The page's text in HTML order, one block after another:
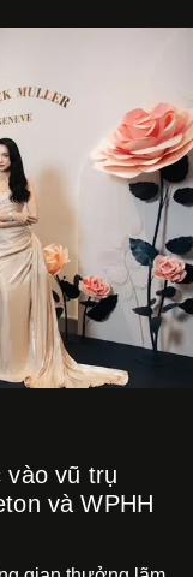
mỗi người lựa chọn
của Maison.
vào vũ trụ
và WPHH